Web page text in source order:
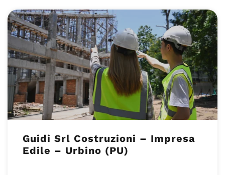
Guidi Srl Costruzioni – Impresa
Edile – Urbino (PU)